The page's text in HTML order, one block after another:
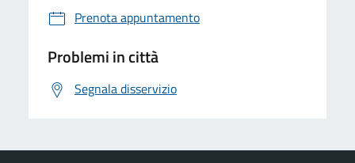
Prenota appuntamento
Problemi in città
Segnala disservizio